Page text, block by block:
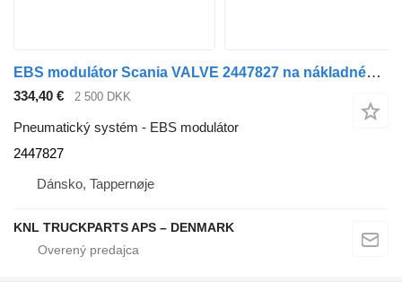
EBS modulátor Scania VALVE 2447827 na nákladného auta
334,40 € 2 500 DKK
Pneumatický systém - EBS modulátor
2447827
Dánsko, Tappernøje
KNL TRUCKPARTS APS – DENMARK